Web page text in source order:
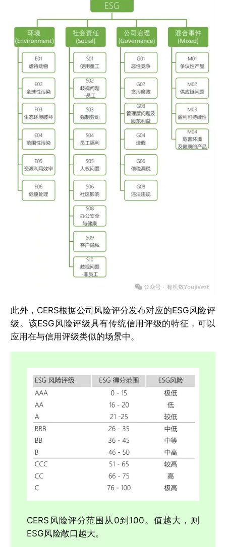
此外，CERS根据公司风险评分发布对应的ESG风险评
级。该ESG风险评级具有传统信用评级的特征，可以
应用在与信用评级类似的场景中。
CERS风险评分范围从0到100。值越大，则
ESG风险敞口越大。